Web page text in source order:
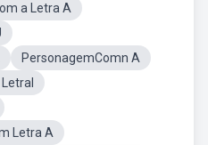
a Letra A
PersonagemComn A
Letra A